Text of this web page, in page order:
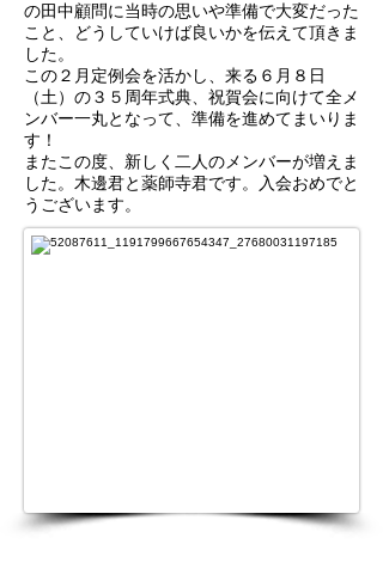
の田中顧問に当時の思いや準備で大変だった
こと、どうしていけば良いかを伝えて頂きま
した。
この２月定例会を活かし、来る６月８日
（土）の３５周年式典、祝賀会に向けて全メ
ンバー一丸となって、準備を進めてまいりま
す！
またこの度、新しく二人のメンバーが増えま
した。木邊君と薬師寺君です。入会おめでと
うございます。